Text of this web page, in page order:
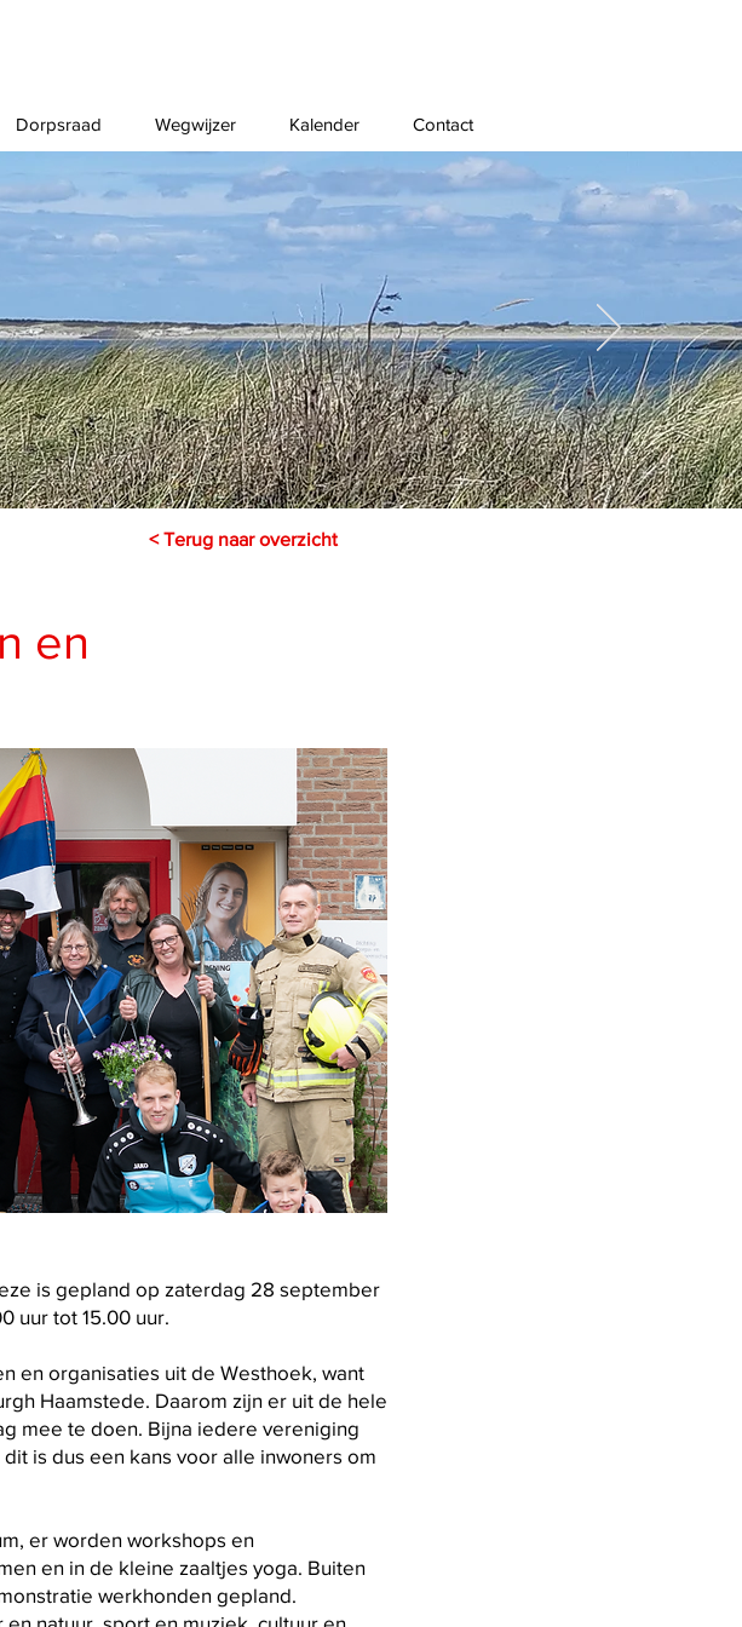
Dorpsraad Wegwijzer Kalender Contact
< Terug naar overzicht
en
is gepland op zaterdag 28 september
uur tot 15.00 uur.
en organisaties uit de Westhoek, want
Haamstede. Daarom zijn er uit de hele
mee te doen. Bijna iedere vereniging
is dus een kans voor alle inwoners om
er worden workshops en
en in de kleine zaaltjes yoga. Buiten
werkhonden gepland.